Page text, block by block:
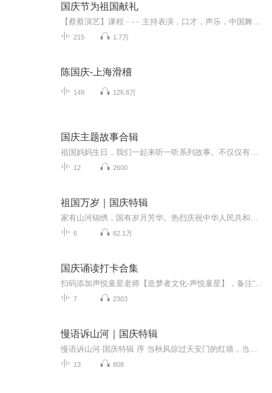
国庆节为祖国献礼
215 1.7万
陈国庆-上海滑稽
149 126.8万
国庆主题故事合辑
12 2600
祖国万岁｜国庆特辑
6 82.1万
国庆诵读打卡合集
7 2303
慢语诉山河｜国庆特辑
13 808